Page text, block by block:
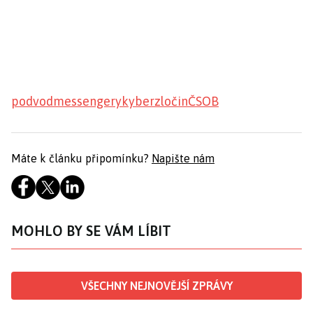
podvodmessengerykyberzločinČSOB
Máte k článku připomínku? Napište nám
MOHLO BY SE VÁM LÍBIT
VŠECHNY NEJNOVĚJŠÍ ZPRÁVY